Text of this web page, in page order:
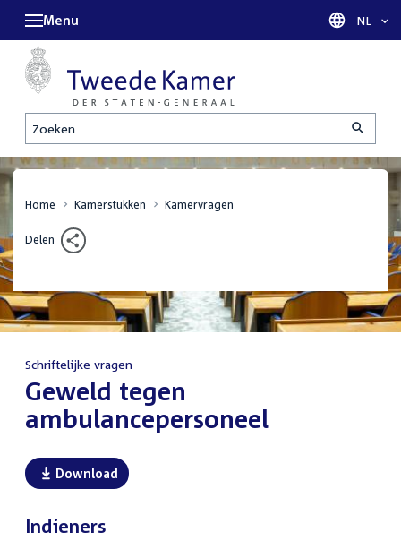
Zoeken
Menu Taal
NL
Home Kamerstukken Kamervragen
Delen
Schriftelijke vragen
:Geweld tegen
ambulancepersoneel
Download
Indieners